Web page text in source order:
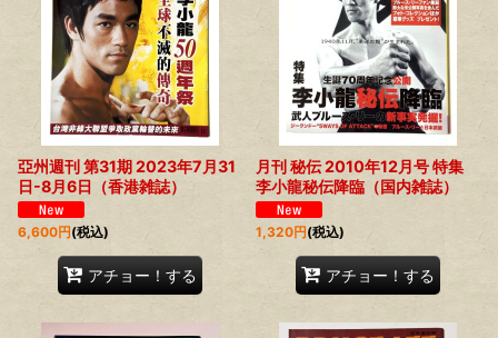
並び順 :
亞州週刊 第31期 2023年7月31
日-8月6日（香港雑誌）
6,600円(税込)
アチョー！する
月刊 秘伝 2010年12月号 特集
李小龍秘伝降臨（国内雑誌）
1,320円(税込)
アチョー！する